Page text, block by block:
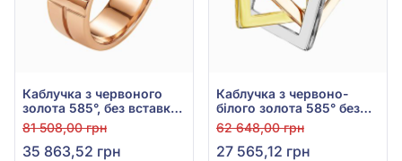
Каблучка з червоного
золота 585°, без вставки,
арт. 300443
81 508,00 грн
35 863,52 грн
Каблучка з червоно-
білого золота 585° без
вставки, арт. 110951
62 648,00 грн
27 565,12 грн